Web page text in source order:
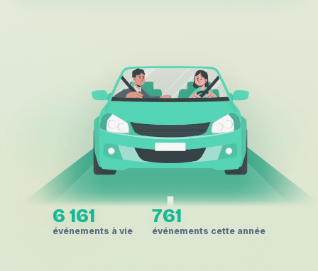
6 161
événements à vie
761
événements cette année